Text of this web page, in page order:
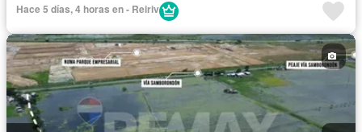
Hace 5 días, 4 horas en - Reiriv